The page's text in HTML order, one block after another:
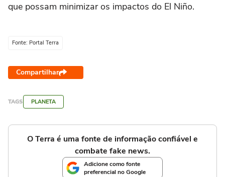
que possam minimizar os impactos do El Niño.
Fonte: Portal Terra
Compartilhar
TAGS PLANETA
O Terra é uma fonte de informação confiável e
combate fake news.
Adicione como fonte
preferencial no Google